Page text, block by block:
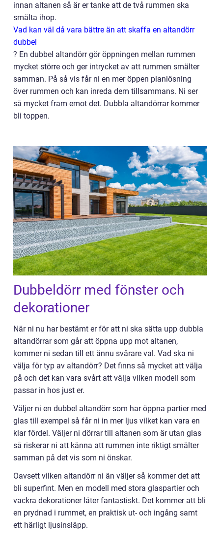
innan altanen så är er tanke att de två rummen ska
smälta ihop.
Vad kan väl då vara bättre än att skaffa en altandörr
dubbel
? En dubbel altandörr gör öppningen mellan rummen
mycket större och ger intrycket av att rummen smälter
samman. På så vis får ni en mer öppen planlösning
över rummen och kan inreda dem tillsammans. Ni ser
så mycket fram emot det. Dubbla altandörrar kommer
bli toppen.
Dubbeldörr med fönster och
dekorationer
När ni nu har bestämt er för att ni ska sätta upp dubbla
altandörrar som går att öppna upp mot altanen,
kommer ni sedan till ett ännu svårare val. Vad ska ni
välja för typ av altandörr? Det finns så mycket att välja
på och det kan vara svårt att välja vilken modell som
passar in hos just er.
Väljer ni en dubbel altandörr som har öppna partier med
glas till exempel så får ni in mer ljus vilket kan vara en
klar fördel. Väljer ni dörrar till altanen som är utan glas
så riskerar ni att känna att rummen inte riktigt smälter
samman på det vis som ni önskar.
Oavsett vilken altandörr ni än väljer så kommer det att
bli superfint. Men en modell med stora glaspartier och
vackra dekorationer låter fantastiskt. Det kommer att bli
en prydnad i rummet, en praktisk ut- och ingång samt
ett härligt ljusinsläpp.